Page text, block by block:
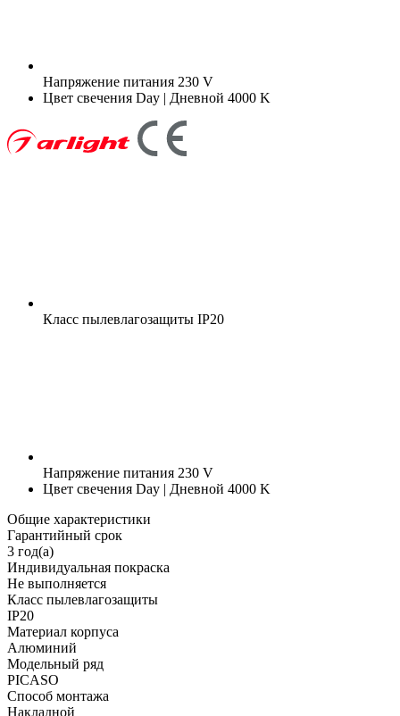
Напряжение питания 230 V
Цвет свечения Day | Дневной 4000 K
Класс пылевлагозащиты IP20
Напряжение питания 230 V
Цвет свечения Day | Дневной 4000 K
Общие характеристики
Гарантийный срок
3 год(а)
Индивидуальная покраска
Не выполняется
Класс пылевлагозащиты
IP20
Материал корпуса
Алюминий
Модельный ряд
PICASO
Способ монтажа
Накладной